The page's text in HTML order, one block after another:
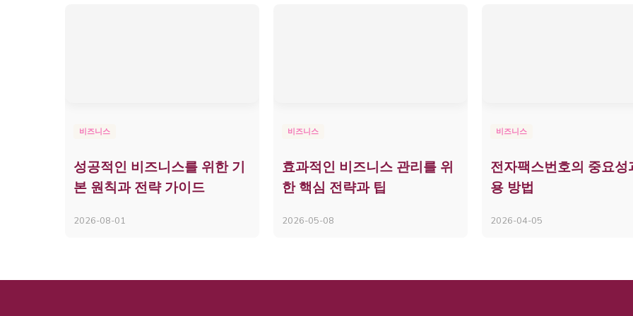
비즈니스
성공적인 비즈니스를 위한 기
본 원칙과 전략 가이드
2026-08-01
비즈니스
효과적인 비즈니스 관리를 위
한 핵심 전략과 팁
2026-05-08
비즈니스
전자팩스번호의 중요성
용 방법
2026-04-05